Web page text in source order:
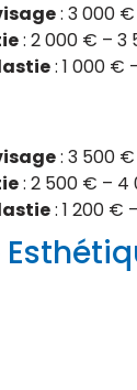
: 3 000
: 2 000 € – 3
: 1 000 €
: 3 500
: 2 500 € – 4
: 1 200 €